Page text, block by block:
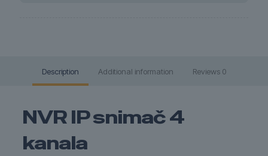
Description Additional information Reviews 0
NVR IP snimač 4
kanala